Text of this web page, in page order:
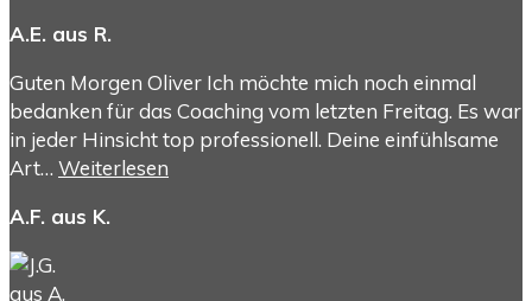
A.E. aus R.
Guten Morgen Oliver Ich möchte mich noch einmal
bedanken für das Coaching vom letzten Freitag. Es war
in jeder Hinsicht top professionell. Deine einfühlsame
Art… Weiterlesen
A.F. aus K.